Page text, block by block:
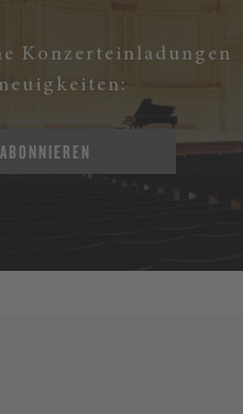
Konzerteinladungen